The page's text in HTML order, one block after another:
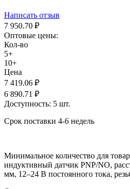
Написать отзыв
7 950.70 ₽
Оптовые цены:
Кол-во
5+
10+
Цена
7 419.06 ₽
6 890.71 ₽
Доступность: 5 шт.
Срок поставки 4-6 недель
Минимальное количество для
индуктивный датчик PNP/NO,
мм, 12–24 В постоянного тока,